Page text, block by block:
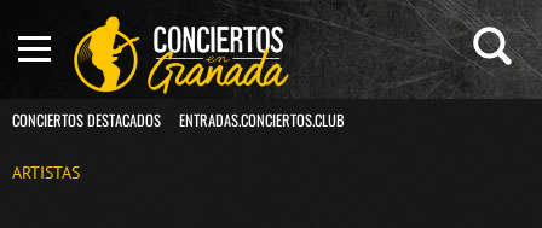
CONCIERTOS DESTACADOS ENTRADAS.CONCIERTOS.CLUB
ARTISTAS